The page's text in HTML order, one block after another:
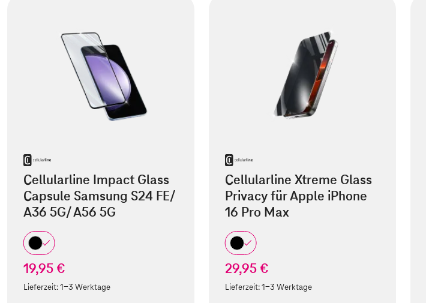
Cellularline Impact Glass
Capsule Samsung S24 FE/
A36 5G/ A56 5G
19,95 €
Lieferzeit:1-3 Werktage
Cellularline Xtreme Glass
Privacy für Apple iPhone
16 Pro Max
29,95 €
Lieferzeit:1-3 Werktage